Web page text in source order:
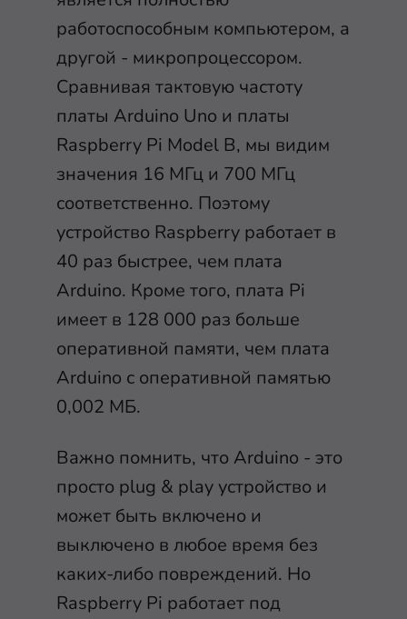
работоспособным компьютером, а
другой - микропроцессором.
Сравнивая тактовую частоту
платы Arduino Uno и платы
Raspberry Pi Model B, мы видим
значения 16 МГц и 700 МГц
соответственно. Поэтому
устройство Raspberry работает в
40 раз быстрее, чем плата
Arduino. Кроме того, плата Pi
имеет в 128 000 раз больше
оперативной памяти, чем плата
Arduino с оперативной памятью
0,002 МБ.
Важно помнить, что Arduino - это
просто plug & play устройство и
может быть включено и
выключено в любое время без
каких-либо повреждений. Но
Raspberry Pi работает под